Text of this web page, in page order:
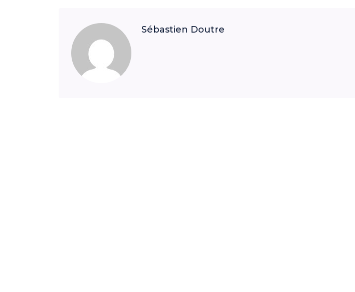
Sébastien Doutre